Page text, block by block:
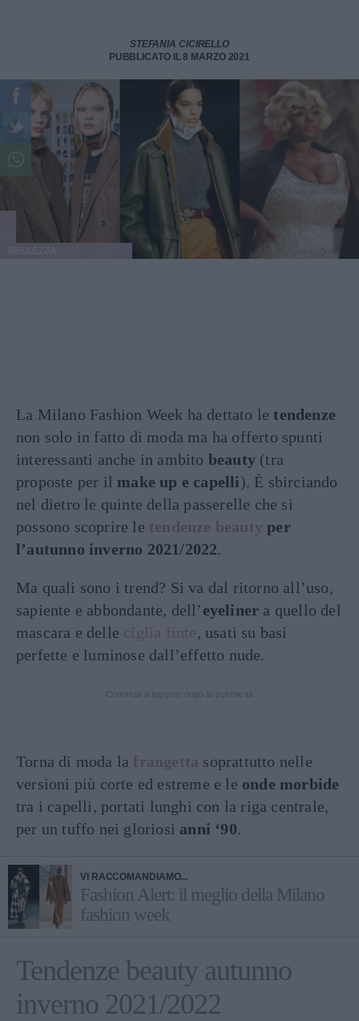
STEFANIA CICIRELLO
PUBBLICATO IL 8 MARZO 2021
La Milano Fashion Week ha dettato letendenze
non solo in fatto di moda ma ha offerto spunti
interessanti anche in ambito beauty (tra
proposte per il make up e capelli). È sbirciando
nel dietro le quinte della passerelle che si
possono scoprire le tendenze beauty per
l’autunno inverno 2021/2022.
Ma quali sono i trend? Si va dal ritorno all’uso,
sapiente e abbondante, dell’eyeliner a quello del
mascara e delle ciglia finte, usati su basi
perfette e luminose dall’effetto nude.
Torna di moda la frangetta soprattutto nelle
versioni più corte ed estreme e le onde morbide
tra i capelli, portati lunghi con la riga centrale,
per un tuffo nei gloriosi anni ‘90.
VI RACCOMANDIAMO...
Fashion Alert: il meglio della Milano
fashion week
Tendenze beauty autunno
inverno 2021/2022